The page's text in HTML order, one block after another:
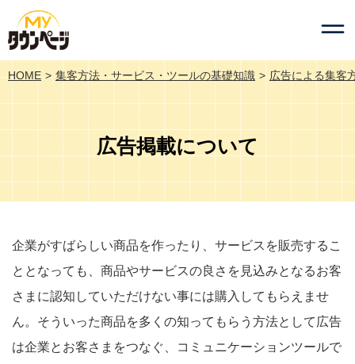
HOME 集客方法・サービス・ツールの基礎知識 広告による集客
広告掲載について
企業がすばらしい商品を作ったり、サービスを販売するこ
ととなっても、商品やサービスの良さを見込みとなるお客
さまに認知していただけない事には購入してもらえませ
ん。そういった商品を多くの知ってもらう方法として広告
は企業とお客さまをつなぐ、コミュニケーションツールで